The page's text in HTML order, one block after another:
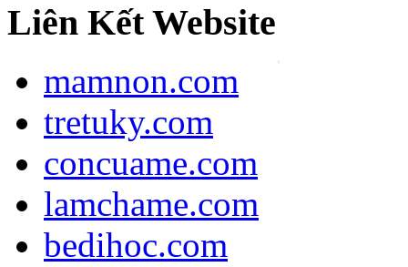
Liên Kết Website
mamnon.com
tretuky.com
concuame.com
lamchame.com
bedihoc.com